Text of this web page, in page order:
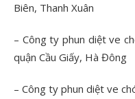
Biên, Thanh Xuân
– Công ty phun diệt ve
quận Cầu Giấy, Hà Đông
– Công ty phun diệt ve